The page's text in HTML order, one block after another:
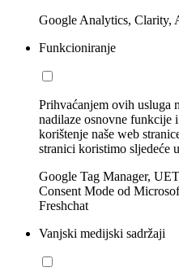
Google Analytics, Clarity,
Funkcioniranje
Prihvaćanjem ovih usluga
nadilaze osnovne funkcije
korištenje naše web
stranici koristimo sljedeće
Google Tag Manager,
Consent Mode od
Freshchat
Vanjski medijski sadržaji